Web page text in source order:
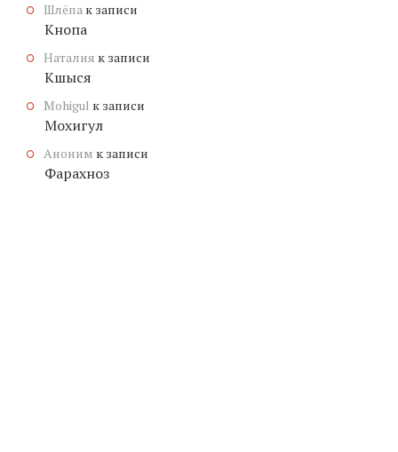
Шлёпа к записи
Кнопа
Наталия к записи
Кшыся
Mohigul к записи
Мохигул
Аноним к записи
Фарахноз